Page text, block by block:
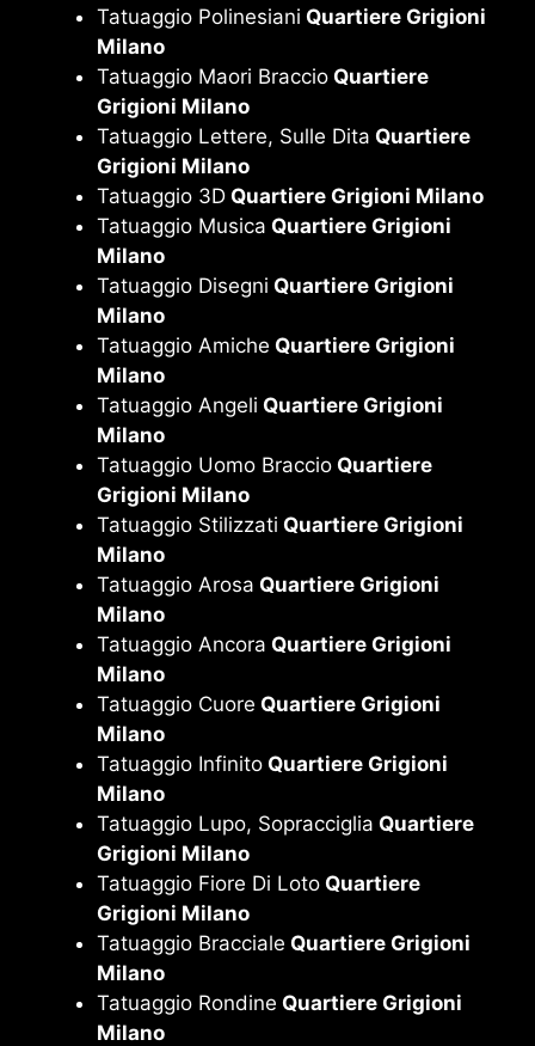
Tatuaggio Polinesiani Quartiere Grigioni
Milano
Tatuaggio Maori Braccio Quartiere
Grigioni Milano
Tatuaggio Lettere, Sulle Dita Quartiere
Grigioni Milano
Tatuaggio 3D Quartiere Grigioni Milano
Tatuaggio Musica Quartiere Grigioni
Milano
Tatuaggio Disegni Quartiere Grigioni
Milano
Tatuaggio Amiche Quartiere Grigioni
Milano
Tatuaggio Angeli Quartiere Grigioni
Milano
Tatuaggio Uomo Braccio Quartiere
Grigioni Milano
Tatuaggio Stilizzati Quartiere Grigioni
Milano
Tatuaggio Arosa Quartiere Grigioni
Milano
Tatuaggio Ancora Quartiere Grigioni
Milano
Tatuaggio Cuore Quartiere Grigioni
Milano
Tatuaggio Infinito Quartiere Grigioni
Milano
Tatuaggio Lupo, Sopracciglia Quartiere
Grigioni Milano
Tatuaggio Fiore Di Loto Quartiere
Grigioni Milano
Tatuaggio Bracciale Quartiere Grigioni
Milano
Tatuaggio Rondine Quartiere Grigioni
Milano